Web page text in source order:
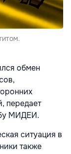
обмен
передает
МИДЕИ.
ситуация в
также